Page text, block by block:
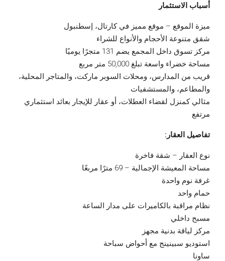
أسباب الاستثمار
ميزة الموقع – موقع مميز في كارتال، إسطنبول
شقق متنوعة الأحجام والأنواع للشراء
مركز تسوق داخل المجمع يضم 131 متجرًا يوميًا
مساحة خضراء واسعة تبلغ 50,000 متر مربع
قريب من المدارس، ومحلات السوبر ماركت، والمتاجر المحلية،
والمطاعم، والمستشفيات
مثالي كمنزل لقضاء العطلات، أو عقار للإيجار بعائد استثماري
مرتفع
تفاصيل العقار:
نوع العقار – شقة فاخرة
مساحة المعيشة الإجمالية – 69 مترًا مربعًا
غرفة نوم واحدة
حمام واحد
نظام مراقبة بالكاميرات على مدار الساعة
مسبح داخلي
مركز لياقة بدنية مجهز
استوديو سبينينج مع أحواض سباحة
ساونا